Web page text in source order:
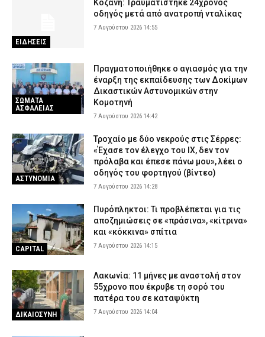
ΕΙΔΗΣΕΙΣ
Κοζάνη: Τραυματίστηκε 24χρονος
οδηγός μετά από ανατροπή νταλίκας
7 Αυγούστου 2026 14:55
ΣΩΜΑΤΑ
ΑΣΦΑΛΕΙΑΣ
Πραγματοποιήθηκε ο αγιασμός για την
έναρξη της εκπαίδευσης των Δοκίμων
Δικαστικών Αστυνομικών στην
Κομοτηνή
7 Αυγούστου 2026 14:42
ΑΣΤΥΝΟΜΙΑ
Τροχαίο με δύο νεκρούς στις Σέρρες:
«Έχασε τον έλεγχο του ΙΧ, δεν τον
πρόλαβα και έπεσε πάνω μου», λέει ο
οδηγός του φορτηγού (βίντεο)
7 Αυγούστου 2026 14:28
CAPITAL
Πυρόπληκτοι: Τι προβλέπεται για τις
αποζημιώσεις σε «πράσινα», «κίτρινα»
και «κόκκινα» σπίτια
7 Αυγούστου 2026 14:15
ΔΙΚΑΙΟΣΥΝΗ
Λακωνία: 11 μήνες με αναστολή στον
55χρονο που έκρυβε τη σορό του
πατέρα του σε καταψύκτη
7 Αυγούστου 2026 14:04